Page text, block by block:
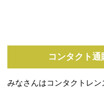
コンタクト
みなさんはコンタクトレ